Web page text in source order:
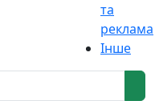
та
реклама
Інше